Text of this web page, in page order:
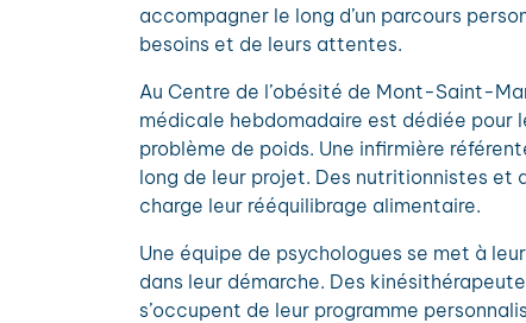
accompagner le long d’un parcours
besoins et de leurs attentes.
Au Centre de l’obésité de Mont-Saint-
médicale hebdomadaire est dédiée pour
problème de poids. Une infirmière
long de leur projet. Des nutritionnistes et
charge leur rééquilibrage alimentaire.
Une équipe de psychologues se met à
dans leur démarche. Des
s’occupent de leur programme